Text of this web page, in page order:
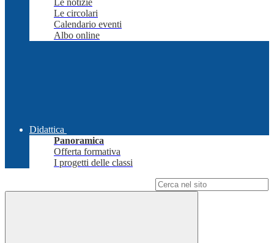
Le notizie
Le circolari
Calendario eventi
Albo online
Didattica
Panoramica
Offerta formativa
I progetti delle classi